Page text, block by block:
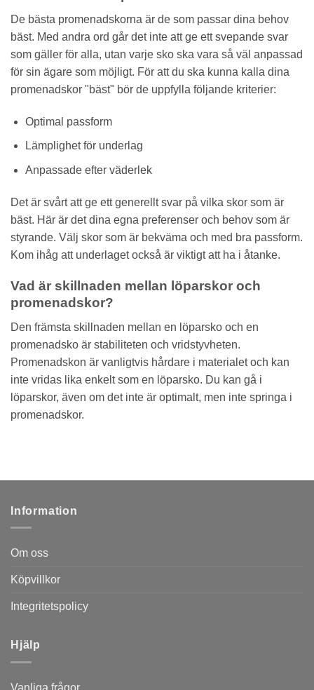
De bästa promenadskorna är de som passar dina behov
bäst. Med andra ord går det inte att ge ett svepande svar
som gäller för alla, utan varje sko ska vara så väl anpassad
för sin ägare som möjligt. För att du ska kunna kalla dina
promenadskor "bäst" bör de uppfylla följande kriterier:
Optimal passform
Lämplighet för underlag
Anpassade efter väderlek
Det är svårt att ge ett generellt svar på vilka skor som är
bäst. Här är det dina egna preferenser och behov som är
styrande. Välj skor som är bekväma och med bra passform.
Kom ihåg att underlaget också är viktigt att ha i åtanke.
Vad är skillnaden mellan löparskor och
promenadskor?
Den främsta skillnaden mellan en löparsko och en
promenadsko är stabiliteten och vridstyvheten.
Promenadskon är vanligtvis hårdare i materialet och kan
inte vridas lika enkelt som en löparsko. Du kan gå i
löparskor, även om det inte är optimalt, men inte springa i
promenadskor.
Information
Om oss
Köpvillkor
Integritetspolicy
Hjälp
Vanliga frågor